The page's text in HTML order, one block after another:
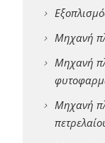
Μηχανή
Μηχανή
Μηχανή